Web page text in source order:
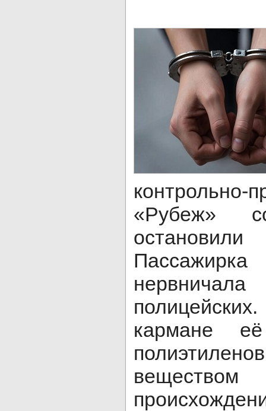
контрольно-
«Рубеж»
кармане
веществом